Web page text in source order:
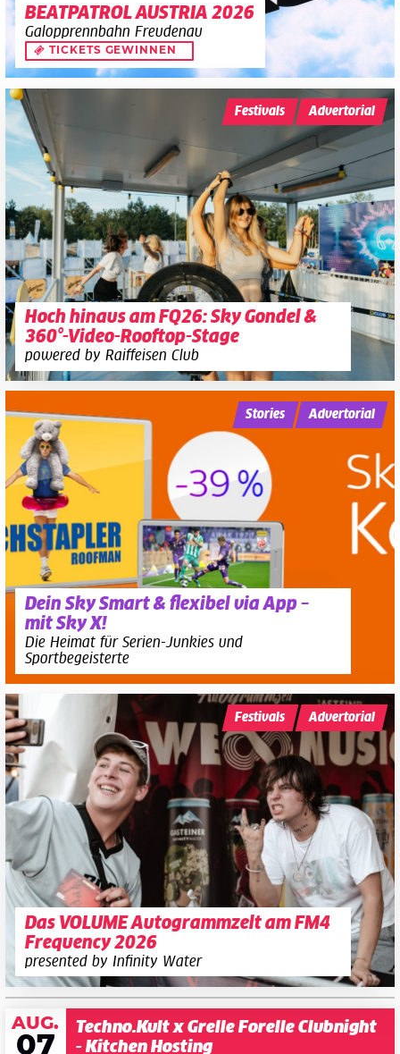
BEATPATROL AUSTRIA 2026
Galopprennbahn Freudenau
TICKETS GEWINNEN
Hoch hinaus am FQ26: Sky Gondel &
360°-Video-Rooftop-Stage
powered by Raiffeisen Club
Festivals Advertorial
Dein Sky Smart & flexibel via App –
mit Sky X!
Die Heimat für Serien-Junkies und
Sportbegeisterte
Stories Advertorial
Das VOLUME Autogrammzelt am FM4
Frequency 2026
presented by Infinity Water
Festivals Advertorial
AUG.
07
Techno.Kult x Grelle Forelle Clubnight
- Kitchen Hosting